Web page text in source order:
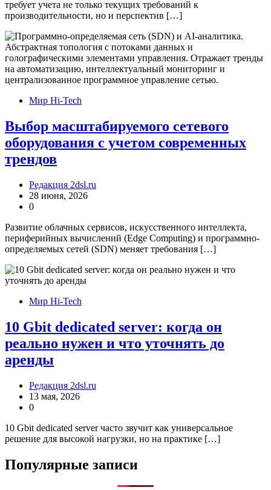
требует учета не только текущих требований к
производительности, но и перспектив […]
Мир Hi-Tech
Выбор масштабируемого сетевого
оборудования с учетом современных
трендов
Редакция 2dsl.ru
28 июня, 2026
0
Развитие облачных сервисов, искусственного интеллекта,
периферийных вычислений (Edge Computing) и программно-
определяемых сетей (SDN) меняет требования […]
Мир Hi-Tech
10 Gbit dedicated server: когда он
реально нужен и что уточнять до
аренды
Редакция 2dsl.ru
13 мая, 2026
0
10 Gbit dedicated server часто звучит как универсальное
решение для высокой нагрузки, но на практике […]
Популярные записи